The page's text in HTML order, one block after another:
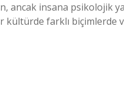
ancak insana psikolojik
farklı biçimlerde